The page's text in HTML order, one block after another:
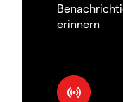
erinnern